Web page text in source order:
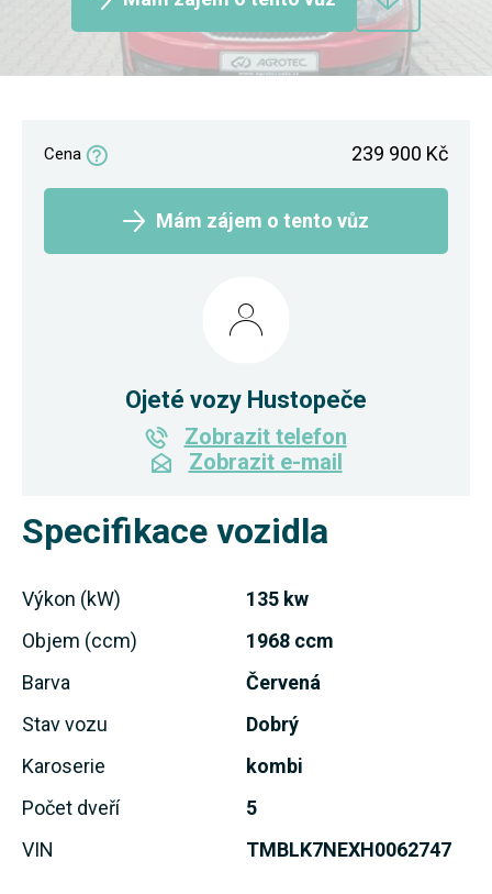
Specifikace vozidla
Výkon (kW)
135 kw
Objem (ccm)
1968 ccm
Barva
Červená
Stav vozu
Dobrý
Karoserie
kombi
Počet dveří
5
VIN
TMBLK7NEXH0062747
Cena 239 900 Kč
Mám zájem o tento vůz
Ojeté vozy Hustopeče
Zobrazit telefon
Zobrazit e-mail